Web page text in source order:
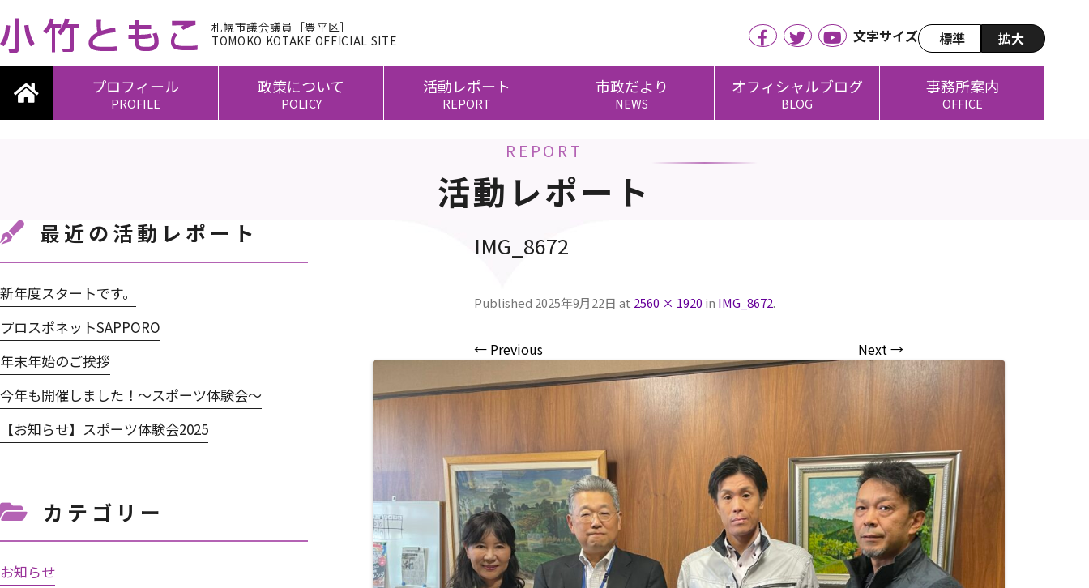
札幌市議会議員［豊平区］
TOMOKO KOTAKE OFFICIAL SITE
文字サイズ 標準 拡大
プロフィール
PROFILE
政策について
POLICY
活動レポート
REPORT
市政だより
NEWS
オフィシャルブログ
BLOG
事務所案内
OFFICE
REPORT
活動レポート
IMG_8672
Published 2025年9月22日 at 2560 × 1920 in IMG_8672.
← Previous Next →
最近の活動レポート
新年度スタートです。
プロスポネットSAPPORO
年末年始のご挨拶
今年も開催しました！～スポーツ体験会～
【お知らせ】スポーツ体験会2025
カテゴリー
お知らせ